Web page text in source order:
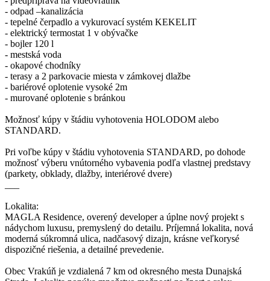
- odpad –kanalizácia
- tepelné čerpadlo a vykurovací systém KEKELIT
- elektrický termostat 1 v obývačke
- bojler 120 l
- mestská voda
- okapové chodníky
- terasy a 2 parkovacie miesta v zámkovej dlažbe
- bariérové oplotenie vysoké 2m
- murované oplotenie s bránkou
Možnosť kúpy v štádiu vyhotovenia HOLODOM alebo
STANDARD.
Pri voľbe kúpy v štádiu vyhotovenia STANDARD, po dohode
možnosť výberu vnútorného vybavenia podľa vlastnej predstavy
(parkety, obklady, dlažby, interiérové dvere)
Lokalita:
MAGLA Residence, overený developer a úplne nový projekt s
nádychom luxusu, premyslený do detailu. Príjemná lokalita, nová
moderná súkromná ulica, nadčasový dizajn, krásne veľkorysé
dispozičné riešenia, a detailné prevedenie.
Obec Vrakúň je vzdialená 7 km od okresného mesta Dunajská